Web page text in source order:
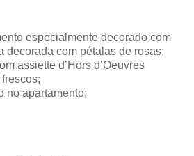
especialmente decorado com
decorada com pétalas de rosas;
assiette d’Hors d’Oeuvres
no apartamento;